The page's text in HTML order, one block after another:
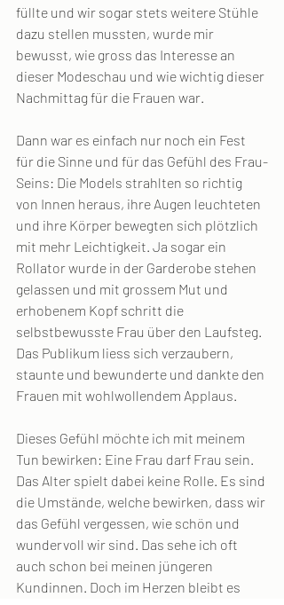
füllte und wir sogar stets weitere Stühle
dazu stellen mussten, wurde mir
bewusst, wie gross das Interesse an
dieser Modeschau und wie wichtig dieser
Nachmittag für die Frauen war.
Dann war es einfach nur noch ein Fest
für die Sinne und für das Gefühl des Frau-
Seins: Die Models strahlten so richtig
von Innen heraus, ihre Augen leuchteten
und ihre Körper bewegten sich plötzlich
mit mehr Leichtigkeit. Ja sogar ein
Rollator wurde in der Garderobe stehen
gelassen und mit grossem Mut und
erhobenem Kopf schritt die
selbstbewusste Frau über den Laufsteg.
Das Publikum liess sich verzaubern,
staunte und bewunderte und dankte den
Frauen mit wohlwollendem Applaus.
Dieses Gefühl möchte ich mit meinem
Tun bewirken: Eine Frau darf Frau sein.
Das Alter spielt dabei keine Rolle. Es sind
die Umstände, welche bewirken, dass wir
das Gefühl vergessen, wie schön und
wundervoll wir sind. Das sehe ich oft
auch schon bei meinen jüngeren
Kundinnen. Doch im Herzen bleibt es